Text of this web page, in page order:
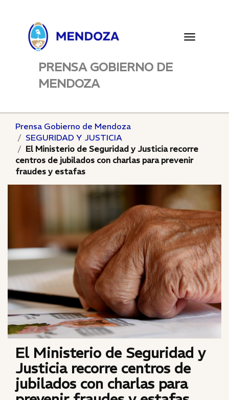
Toggle
PRENSA GOBIERNO DE
MENDOZA
Prensa Gobierno de Mendoza
SEGURIDAD Y JUSTICIA
El Ministerio de Seguridad y Justicia recorre
centros de jubilados con charlas para prevenir
fraudes y estafas
El Ministerio de Seguridad y
Justicia recorre centros de
jubilados con charlas para